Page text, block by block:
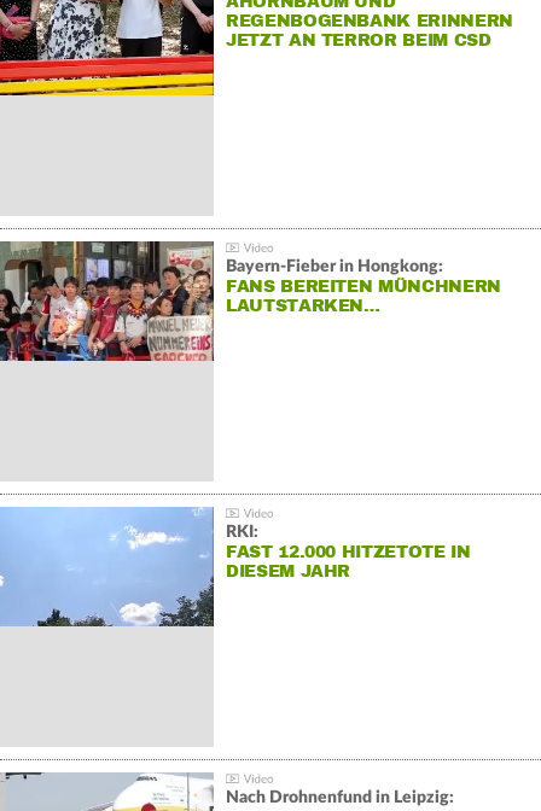
REGENBOGENBANK ERINNERN
JETZT AN TERROR BEIM CSD
Bayern-Fieber in Hongkong:
FANS BEREITEN MÜNCHNERN
LAUTSTARKEN…
RKI:
FAST 12.000 HITZETOTE IN
DIESEM JAHR
Nach Drohnenfund in Leipzig: